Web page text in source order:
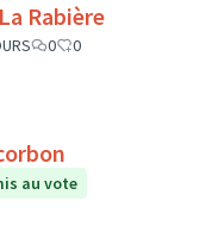
Rabière
0
0
au vote